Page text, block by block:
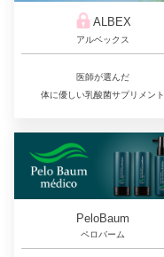
ALBEX
アルベックス
医師が選んだ
体に優しい乳酸菌サプリメント
PeloBaum
ペロバーム